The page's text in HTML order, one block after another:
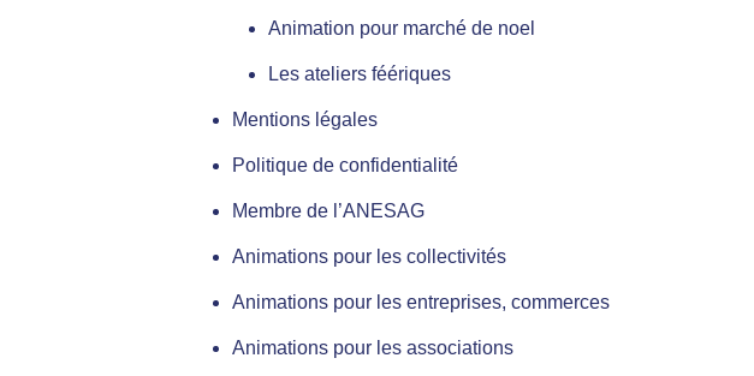
Animation pour marché de noel
Les ateliers féériques
Mentions légales
Politique de confidentialité
Membre de l’ANESAG
Animations pour les collectivités
Animations pour les entreprises, commerces
Animations pour les associations